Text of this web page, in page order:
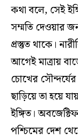
কথা বলে, সেই
সম্মতি দেওয়ার
প্রস্তুত থাকে।
আগেই মাত্রায়
চোখের
ছাড়িয়ে তা হয়ে
ইঙ্গিত।
পশ্চিমের দেশ